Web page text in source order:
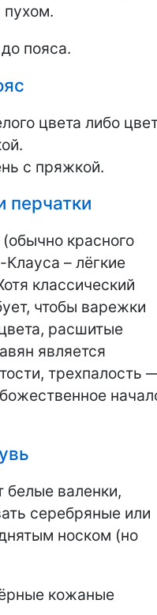
пухом.
пояса.
цвета либо
с пряжкой.
перчатки
красного
– лёгкие
классический
чтобы варежки
расшитые
является
трехпалость
валенки,
серебряные или
носком (но
кожаные